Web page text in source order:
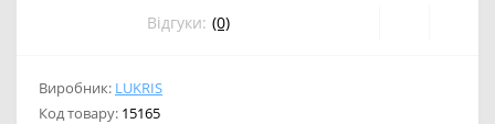
Відгуки: (0)
Виробник: LUKRIS
Код товару: 15165